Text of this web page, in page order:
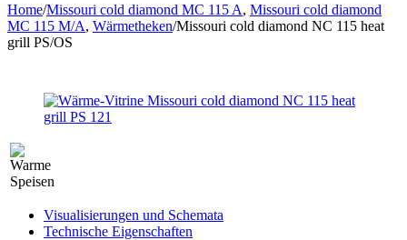
Home/Missouri cold diamond MC 115 A, Missouri cold diamond
MC 115 M/A, Wärmetheken/Missouri cold diamond NC 115 heat
grill PS/OS
Visualisierungen und Schemata
Technische Eigenschaften